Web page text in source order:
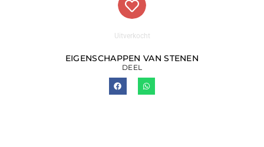
Uitverkocht
EIGENSCHAPPEN VAN STENEN
DEEL